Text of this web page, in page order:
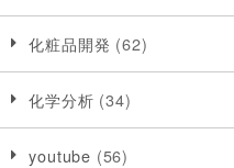
化粧品開発 (62)
化学分析 (34)
youtube (56)